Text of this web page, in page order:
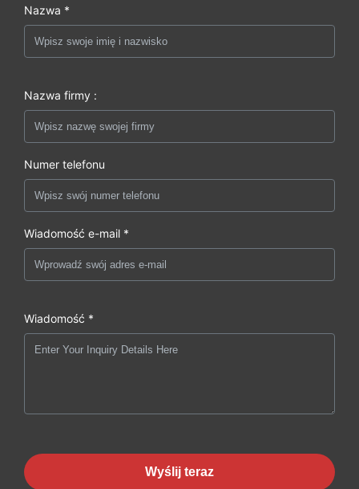
Nazwa *
Nazwa firmy :
Numer telefonu
Wiadomość e-mail *
Wiadomość *
Wyślij teraz